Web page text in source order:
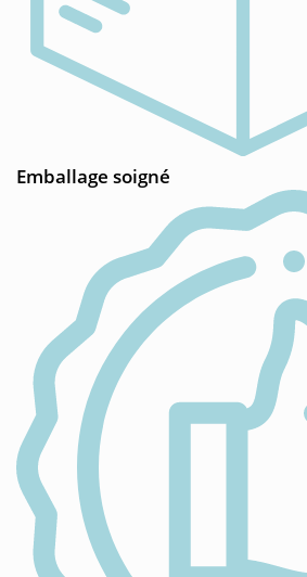
Emballage soigné